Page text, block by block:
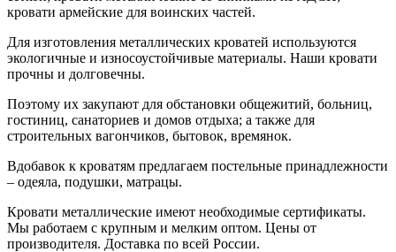
кровати армейские для воинских частей.
Для изготовления металлических кроватей используются
экологичные и износоустойчивые материалы. Наши кровати
прочны и долговечны.
Поэтому их закупают для обстановки общежитий, больниц,
гостиниц, санаториев и домов отдыха; а также для
строительных вагончиков, бытовок, времянок.
Вдобавок к кроватям предлагаем постельные принадлежности
– одеяла, подушки, матрацы.
Кровати металлические имеют необходимые сертификаты.
Мы работаем с крупным и мелким оптом. Цены от
производителя. Доставка по всей России.